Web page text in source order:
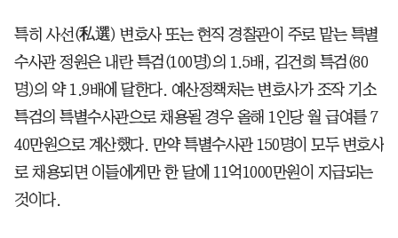
특히 사선(私選) 변호사 또는 현직 경찰관이 주로 맡는 특별
수사관 정원은 내란 특검(100명)의 1.5배, 김건희 특검(80
명)의 약 1.9배에 달한다. 예산정책처는 변호사가 조작 기소
특검의 특별수사관으로 채용될 경우 올해 1인당 월 급여를 7
40만원으로 계산했다. 만약 특별수사관 150명이 모두 변호사
로 채용되면 이들에게만 한 달에 11억1000만원이 지급되는
것이다.